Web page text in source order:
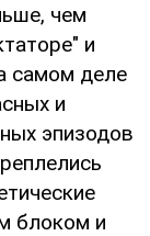
чем
и
самом деле
и
эпизодов
блоком и